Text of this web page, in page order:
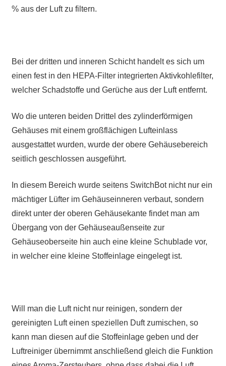
% aus der Luft zu filtern.
Bei der dritten und inneren Schicht handelt es sich um
einen fest in den HEPA-Filter integrierten Aktivkohlefilter,
welcher Schadstoffe und Gerüche aus der Luft entfernt.
Wo die unteren beiden Drittel des zylinderförmigen
Gehäuses mit einem großflächigen Lufteinlass
ausgestattet wurden, wurde der obere Gehäusebereich
seitlich geschlossen ausgeführt.
In diesem Bereich wurde seitens SwitchBot nicht nur ein
mächtiger Lüfter im Gehäuseinneren verbaut, sondern
direkt unter der oberen Gehäusekante findet man am
Übergang von der Gehäuseaußenseite zur
Gehäuseoberseite hin auch eine kleine Schublade vor,
in welcher eine kleine Stoffeinlage eingelegt ist.
Will man die Luft nicht nur reinigen, sondern der
gereinigten Luft einen speziellen Duft zumischen, so
kann man diesen auf die Stoffeinlage geben und der
Luftreiniger übernimmt anschließend gleich die Funktion